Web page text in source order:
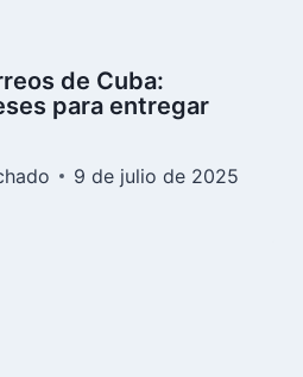
de Cuba:
para entregar
9 de julio de 2025